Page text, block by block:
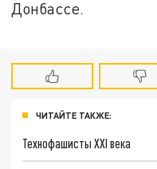
Донбассе.
ЧИТАЙТЕ ТАКЖЕ:
Технофашисты XXI века